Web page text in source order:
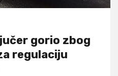
gorio zbog
regulaciju